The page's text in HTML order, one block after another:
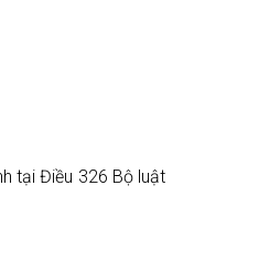
tại Điều 326 Bộ luật